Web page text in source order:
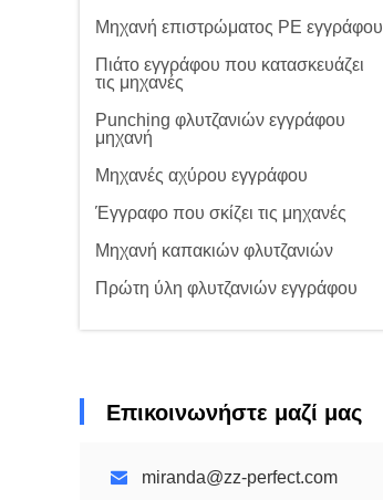
Μηχανή επιστρώματος PE εγγράφου
Πιάτο εγγράφου που κατασκευάζει
τις μηχανές
Punching φλυτζανιών εγγράφου
μηχανή
Μηχανές αχύρου εγγράφου
Έγγραφο που σκίζει τις μηχανές
Μηχανή καπακιών φλυτζανιών
Πρώτη ύλη φλυτζανιών εγγράφου
Επικοινωνήστε μαζί μας
miranda@zz-perfect.com